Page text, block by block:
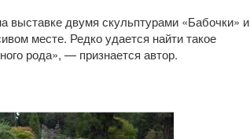
выставке двумя скульптурами «Бабочки» и
месте. Редко удается найти такое
рода», — признается автор.